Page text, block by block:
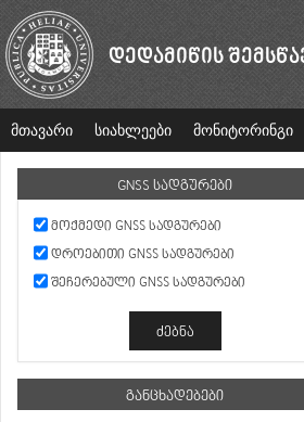
ᲓᲔᲓᲐᲛᲘᲬᲘᲡ
მთავარი სიახლეები მონიტორინგი
GNSS ᲡᲐᲓᲒᲣᲠᲔᲑᲘ
ᲛᲝᲥᲛᲔᲓᲘ GNSS ᲡᲐᲓᲒᲣᲠᲔᲑᲘ
ᲓᲠᲝᲔᲑᲘᲗᲘ GNSS ᲡᲐᲓᲒᲣᲠᲔᲑᲘ
ᲨᲔᲩᲔᲠᲔᲑᲣᲚᲘ GNSS ᲡᲐᲓᲒᲣᲠᲔᲑᲘ
ᲒᲐᲜᲪᲮᲐᲓᲔᲑᲔᲑᲘ